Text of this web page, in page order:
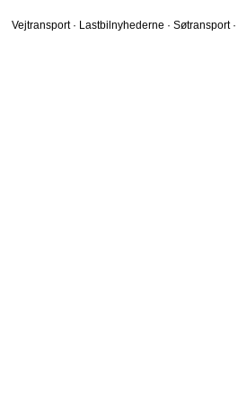
Vejtransport · Lastbilnyhederne · Søtransport ·